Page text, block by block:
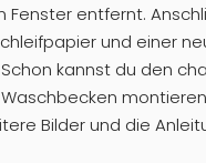
Fenster entfernt.
und einer
kannst du den
Bilder und die